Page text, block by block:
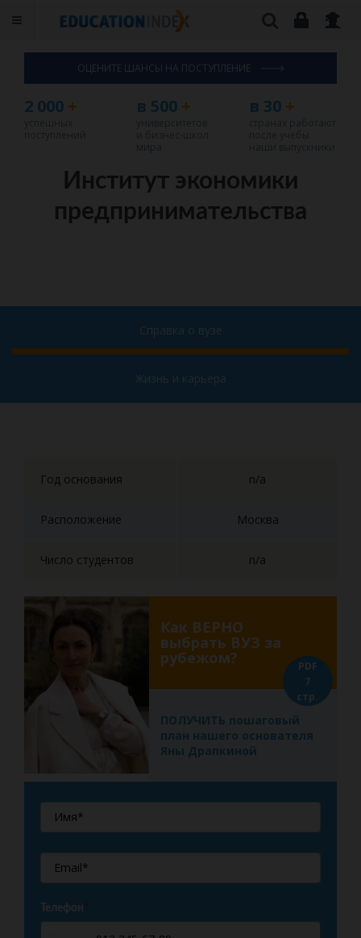
ОЦЕНИТЕ ШАНСЫ НА ПОСТУПЛЕНИЕ
2 000 + в 500 + в 30+
Институт экономики
предпринимательства
Справка о вузе
Жизнь и карьера
Год основания n/a
Расположение Москва
Число студентов n/a
Как ВЕРНО
выбрать ВУЗ за
рубежом?
ПОЛУЧИТЬ пошаговый
план нашего основателя
Яны Драпкиной
PDF
7
стр.
Телефон*